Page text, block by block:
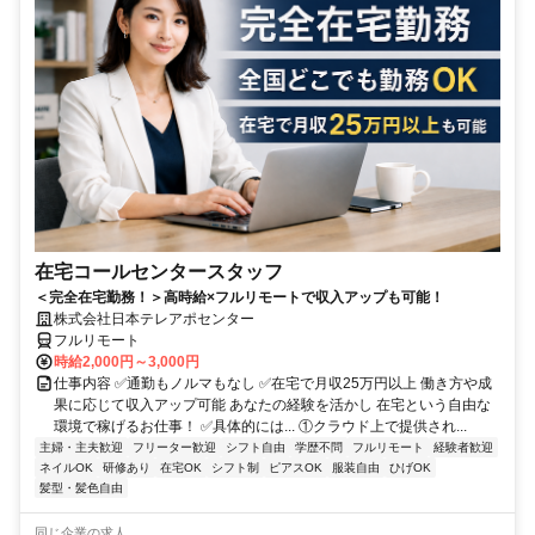
在宅コールセンタースタッフ
＜完全在宅勤務！＞高時給×フルリモートで収入アップも可能！
株式会社日本テレアポセンター
フルリモート
時給2,000円～3,000円
仕事内容 ✅通勤もノルマもなし ✅在宅で月収25万円以上 働き方や成
果に応じて収入アップ可能 あなたの経験を活かし 在宅という自由な
環境で稼げるお仕事！ ✅具体的には... ①クラウド上で提供され...
主婦・主夫歓迎 フリーター歓迎 シフト自由 学歴不問 フルリモート
経験者歓迎
ネイルOK
研修あり 在宅OK シフト制 ピアスOK 服装自由
ひげOK
髪型・髪色自由